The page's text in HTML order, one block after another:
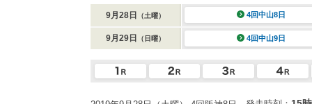
9月28日 （土曜） 4回中山8日
9月29日 （日曜） 4回中山9日